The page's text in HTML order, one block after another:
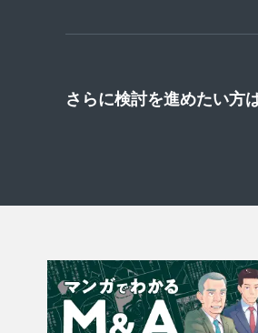
さらに検討を進めたい方